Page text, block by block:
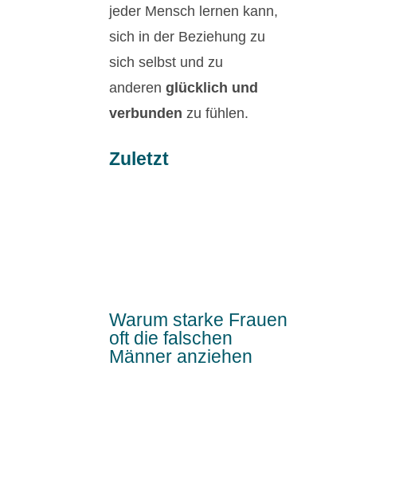
jeder Mensch lernen kann,
sich in der Beziehung zu
sich selbst und zu
anderenglücklich und
verbunden zu fühlen.
Zuletzt
Warum starke Frauen
oft die falschen
Männer anziehen